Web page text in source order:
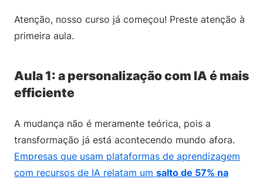
Atenção, nosso curso já começou! Preste atenção à
primeira aula.
Aula 1: a personalização com IA é mais
efficiente
A mudança não é meramente teórica, pois a
transformação já está acontecendo mundo afora.
Empresas que usam plataformas de aprendizagem
com recursos de IA relatam um salto de 57% na